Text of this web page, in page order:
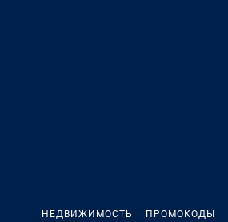
НЕДВИЖИМОСТЬ ПРОМОКОДЫ